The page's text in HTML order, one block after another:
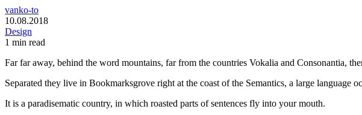
vanko-to
10.08.2018
Design
1 min read
Far far away, behind the word mountains, far from the countries Vokalia and Consonantia,
Separated they live in Bookmarksgrove right at the coast of the Semantics, a large
It is a paradisematic country, in which roasted parts of sentences fly into your mouth.